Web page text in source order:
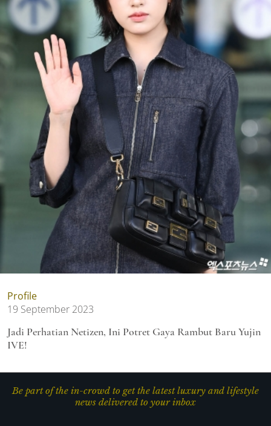
Profile
19 September 2023
Jadi Perhatian Netizen, Ini Potret Gaya Rambut Baru Yujin
IVE!
Be part of the in-crowd to get the latest luxury and lifestyle
news delivered to your inbox